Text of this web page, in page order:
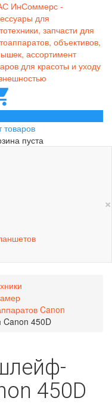
товаров
пуста
×
Canon
450D
450D